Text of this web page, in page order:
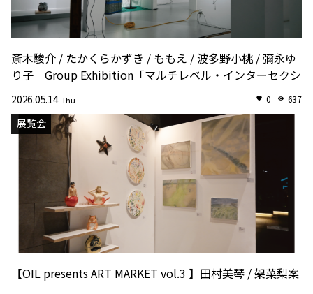
斎木駿介 / たかくらかずき / ももえ / 波多野小桃 / 彌永ゆ
り子 Group Exhibition「マルチレベル・インターセクシ
ョン vol.2」
2026.05.14 Thu 0 637
展覧会
【OIL presents ART MARKET vol.3 】田村美琴 / 架菜梨案